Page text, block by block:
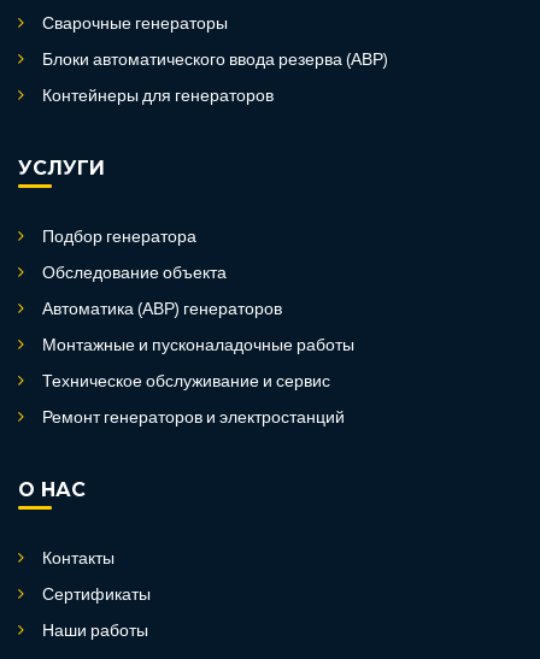
Сварочные генераторы
Блоки автоматического ввода резерва (АВР)
Контейнеры для генераторов
УСЛУГИ
Подбор генератора
Обследование объекта
Автоматика (АВР) генераторов
Монтажные и пусконаладочные работы
Техническое обслуживание и сервис
Ремонт генераторов и электростанций
О НАС
Контакты
Сертификаты
Наши работы